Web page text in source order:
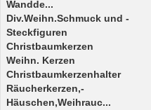
Wandde...
Div.Weihn.Schmuck und -
Steckfiguren
Christbaumkerzen
Weihn. Kerzen
Christbaumkerzenhalter
Räucherkerzen,-
Häuschen,Weihrauc...